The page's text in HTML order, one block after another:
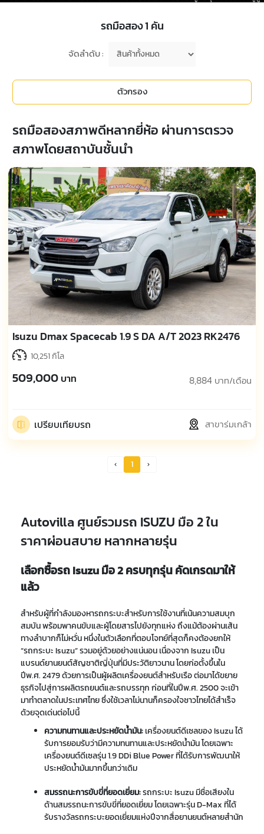
รถมือสอง1 คัน
จัดลำดับ :
ตัวกรอง
รถมือสองสภาพดีหลากยี่ห้อ ผ่านการตรวจ
สภาพโดยสถาบันชั้นนำ
Isuzu Dmax Spacecab 1.9 S DA A/T 2023 RK2476
10,251 กิโล
509,000 บาท 8,884 บาท/เดือน
เปรียบเทียบรถ สาขาร่มเกล้า
Prev Page
1 Next Page
Autovilla ศูนย์รวมรถ ISUZU มือ 2 ใน
ราคาผ่อนสบาย หลากหลายรุ่น
เลือกซื้อรถ Isuzu มือ 2 ครบทุกรุ่น คัดเกรดมาให้
แล้ว
สำหรับผู้ที่กำลังมองหารถกระบะสำหรับการใช้งานที่เน้นความสมบุก
สมบัน พร้อมพาคนขับและผู้โดยสารไปยังทุกแห่ง ถึงแม้ต้องผ่านเส้น
ทางลำบากก็ไม่หวั่น หนึ่งในตัวเลือกที่ตอบโจทย์ที่สุดก็คงต้องยกให้
“รถกระบะ Isuzu” รวมอยู่ด้วยอย่างแน่นอน เนื่องจาก Isuzu เป็น
แบรนด์ยานยนต์สัญชาติญี่ปุ่นที่มีประวัติยาวนาน โดยก่อตั้งขึ้นใน
ปีพ.ศ. 2479 ด้วยการเป็นผู้ผลิตเครื่องยนต์สำหรับเรือ ต่อมาได้ขยาย
ธุรกิจไปสู่การผลิตรถยนต์และรถบรรทุก ก่อนที่ในปีพ.ศ. 2500 จะเข้า
มาทำตลาดในประเทศไทย ซึ่งใช้เวลาไม่นานก็ครองใจชาวไทยได้สำเร็จ
ด้วยจุดเด่นต่อไปนี้
ความทนทานและประหยัดน้ำมัน:เครื่องยนต์ดีเซลของ Isuzu ได้
รับการยอมรับว่ามีความทนทานและประหยัดน้ำมัน โดยเฉพาะ
เครื่องยนต์ดีเซลรุ่น 1.9 DDi Blue Power ที่ได้รับการพัฒนาให้
ประหยัดน้ำมันมากขึ้นกว่าเดิม
สมรรถนะการขับขี่ที่ยอดเยี่ยม:รถกระบะ Isuzu มีชื่อเสียงใน
ด้านสมรรถนะการขับขี่ที่ยอดเยี่ยม โดยเฉพาะรุ่น D-Max ที่ได้
รับรางวัลรถกระบะยอดเยี่ยมแห่งปีจากสื่อยานยนต์หลายสำนัก